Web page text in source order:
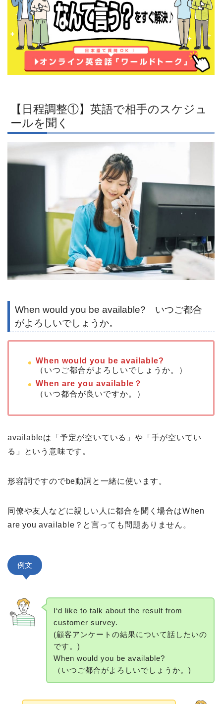
【日程調整①】英語で相手のスケジュ
ールを聞く
When would you be available? いつご都合
がよろしいでしょうか。
When would you be available?
（いつご都合がよろしいでしょうか。）
When are you available？
（いつ都合が良いですか。）
availableは「予定が空いている」や「手が空いてい
る」という意味です。
形容詞ですのでbe動詞と一緒に使います。
同僚や友人などに親しい人に都合を聞く場合はWhen
are you available？と言っても問題ありません。
例文
I‘d like to talk about the result from
customer survey.
(顧客アンケートの結果について話したいの
です。)
When would you be available?
（いつご都合がよろしいでしょうか。)